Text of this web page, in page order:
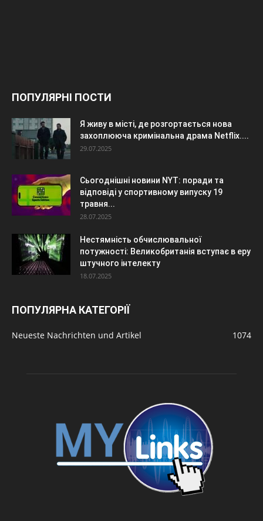
ПОПУЛЯРНІ ПОСТИ
Я живу в місті, де розгортається нова
захоплююча кримінальна драма Netflix....
29.07.2025
Сьогоднішні новини NYT: поради та
відповіді у спортивному випуску 19
травня...
28.07.2025
Нестямність обчислювальної
потужності: Великобританія вступає в еру
штучного інтелекту
18.07.2025
ПОПУЛЯРНА КАТЕГОРІЇ
Neueste Nachrichten und Artikel 1074